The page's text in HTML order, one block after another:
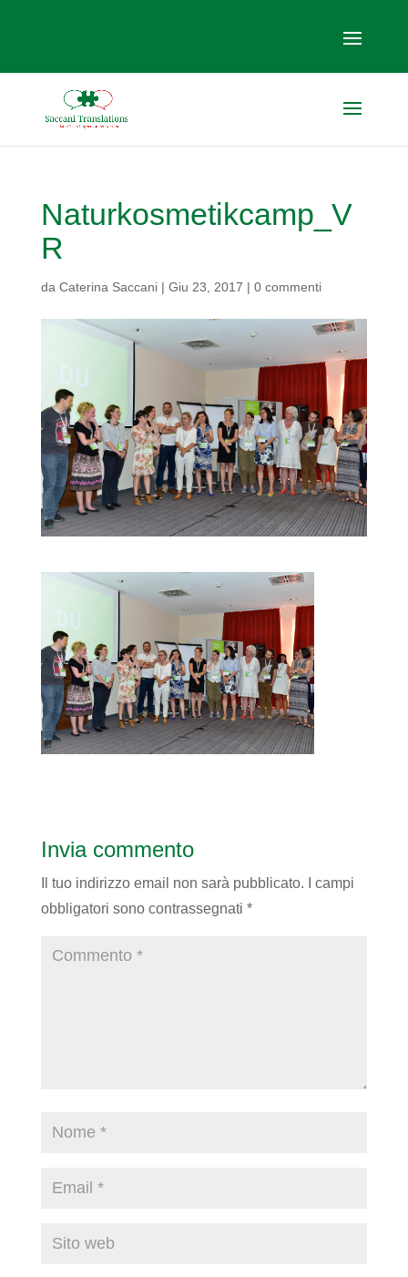
Naturkosmetikcamp_V
R
da Caterina Saccani| Giu 23, 2017 | 0 commenti
Invia commento
Il tuo indirizzo email non sarà pubblicato.
I campi
obbligatori sono contrassegnati *